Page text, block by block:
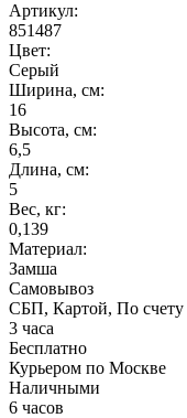
Артикул:
851487
Цвет:
Серый
Ширина, см:
16
Высота, см:
6,5
Длина, см:
5
Вес, кг:
0,139
Материал:
Замша
Самовывоз
СБП, Картой, По счету
3 часа
Бесплатно
Курьером по Москве
Наличными
6 часов